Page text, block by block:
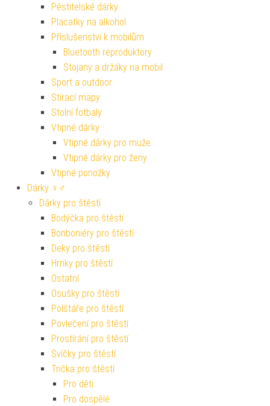
Pěstitelské dárky
Placatky na alkohol
Příslušenství k mobilům
Bluetooth reproduktory
Stojany a držáky na mobil
Sport a outdoor
Stírací mapy
Stolní fotbaly
Vtipné dárky
Vtipné dárky pro muže
Vtipné dárky pro ženy
Vtipné ponožky
Dárky ♀♂
Dárky pro štěstí
Bodýčka pro štěstí
Bonboniéry pro štěstí
Deky pro štěstí
Hrnky pro štěstí
Ostatní
Osušky pro štěstí
Polštáře pro štěstí
Povlečení pro štěstí
Prostírání pro štěstí
Svíčky pro štěstí
Trička pro štěstí
Pro děti
Pro dospělé